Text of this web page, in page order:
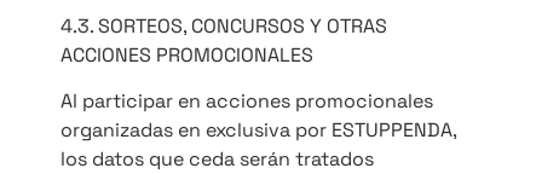
4.3. SORTEOS, CONCURSOS Y OTRAS
ACCIONES PROMOCIONALES
Al participar en acciones promocionales
organizadas en exclusiva por ESTUPPENDA,
los datos que ceda serán tratados